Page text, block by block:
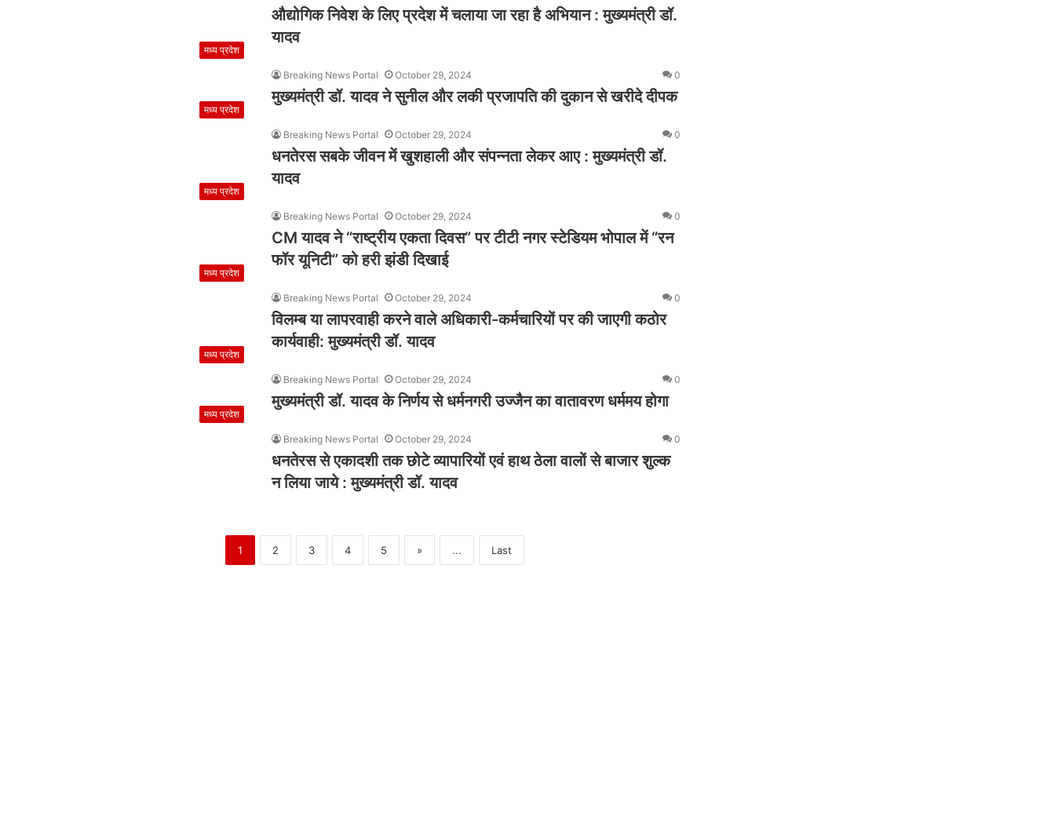
औद्योगिक निवेश के लिए प्रदेश में चलाया जा रहा है अभियान : मुख्यमंत्री डॉ.
यादव
मध्य प्रदेश
Breaking News Portal October 29, 2024 0
मुख्यमंत्री डॉ. यादव ने सुनील और लकी प्रजापति की दुकान से खरीदे दीपक
मध्य प्रदेश
Breaking News Portal October 29, 2024 0
धनतेरस सबके जीवन में खुशहाली और संपन्नता लेकर आए : मुख्यमंत्री डॉ.
यादव
मध्य प्रदेश
Breaking News Portal October 29, 2024 0
CM यादव ने “राष्ट्रीय एकता दिवस” पर टीटी नगर स्टेडियम भोपाल में “रन
फॉर यूनिटी” को हरी झंडी दिखाई
मध्य प्रदेश
Breaking News Portal October 29, 2024 0
विलम्ब या लापरवाही करने वाले अधिकारी-कर्मचारियों पर की जाएगी कठोर
कार्यवाही: मुख्यमंत्री डॉ. यादव
मध्य प्रदेश
Breaking News Portal October 29, 2024 0
मुख्यमंत्री डॉ. यादव के निर्णय से धर्मनगरी उज्जैन का वातावरण धर्ममय होगा
मध्य प्रदेश
Breaking News Portal October 29, 2024 0
धनतेरस से एकादशी तक छोटे व्यापारियों एवं हाथ ठेला वालों से बाजार शुल्क
न लिया जाये : मुख्यमंत्री डॉ. यादव
1 2 3 4 5 » ... Last